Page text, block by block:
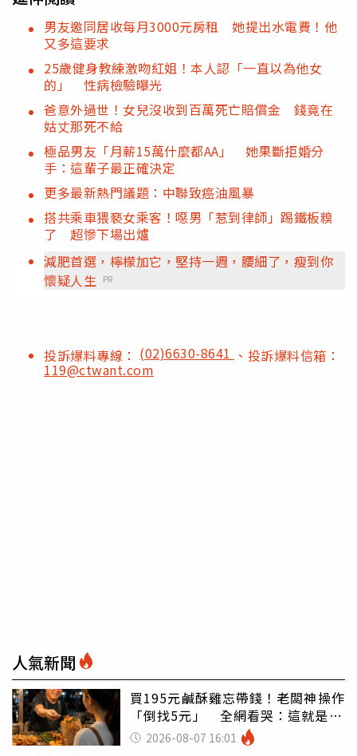
男友邀同居收每月3000元房租 她提出水電費！他
又多這要求
25歲健身教練激吻紅姐！本人認「一直以為他女
的」 性病檢驗曝光
爸意外過世！女兒沒收到百萬死亡賠償金 錢竟在
姑丈那死不給
極品男友「月薪15萬什麼都AA」 她果斷拒婚分
手：這輩子最正確決定
更多最新熱門議題：中聯致癌油風暴
搭共乘車猥褻女乘客！噁男「惹到律師」踢鐵板糗
了 超慘下場出爐
減肥首選，檸檬加它，堅持一週，腰細了，瘦到你
懷疑人生 PR
投訴爆料專線： (02)6630-8641 、投訴爆料信箱：
119@ctwant.com
人氣新聞
買195元鹹酥雞忘帶錢！老闆神操作
「倒找5元」 全網看哭：這就是台
灣 2026-08-07 16:01